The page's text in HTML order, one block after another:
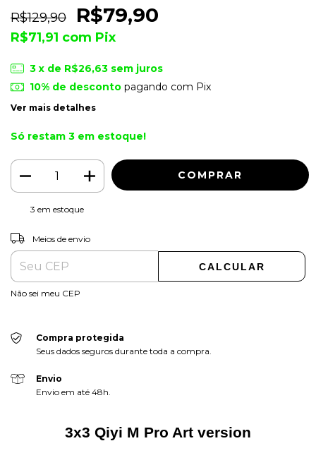
R$129,90 R$79,90
R$71,91 com Pix
3 x de R$26,63 sem juros
10% de descontopagando com Pix
Ver mais detalhes
Só restam 3 em estoque!
3 em estoque
Entregas para o CEP:
Meios de envio
CALCULAR
Não sei meu CEP
Compra protegida
Seus dados seguros durante toda a compra.
Envio
Envio em até 48h.
3x3 Qiyi M Pro Art version